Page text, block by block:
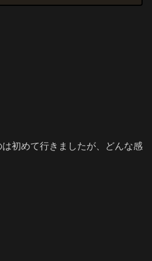
は初めて行きましたが、どんな感